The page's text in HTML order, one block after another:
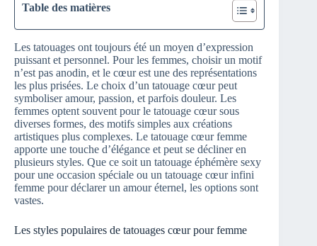
Table des matières
Les tatouages ont toujours été un moyen d’expression
puissant et personnel. Pour les femmes, choisir un motif
n’est pas anodin, et le cœur est une des représentations
les plus prisées. Le choix d’un tatouage cœur peut
symboliser amour, passion, et parfois douleur. Les
femmes optent souvent pour le tatouage cœur sous
diverses formes, des motifs simples aux créations
artistiques plus complexes. Le tatouage cœur femme
apporte une touche d’élégance et peut se décliner en
plusieurs styles. Que ce soit un tatouage éphémère sexy
pour une occasion spéciale ou un tatouage cœur infini
femme pour déclarer un amour éternel, les options sont
vastes.
Les styles populaires de tatouages cœur pour femme